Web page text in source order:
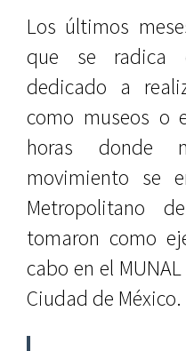
Los últimos
que se radica
dedicado a
como museos o
horas donde
movimiento se
Metropolitano
tomaron como
cabo en el
Ciudad de México.